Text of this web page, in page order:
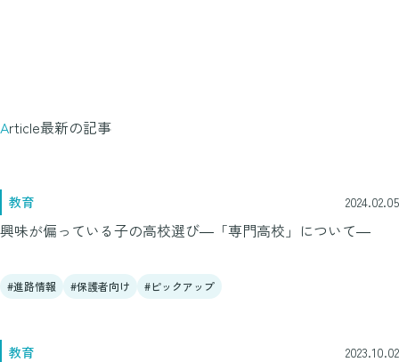
Article最新の記事
教育 2024.02.05
興味が偏っている子の高校選び―「専門高校」について―
進路情報 保護者向け ピックアップ
教育 2023.10.02